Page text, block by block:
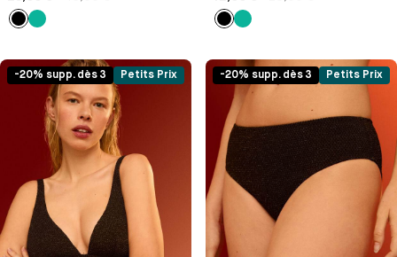
-20% supp. dès 3 Petits Prix -20% supp. dès 3 Petits Prix